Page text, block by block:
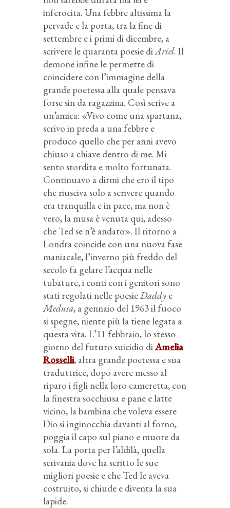
inferocita. Una febbre altissima la
pervade e la porta, tra la fine di
settembre e i primi di dicembre, a
scrivere le quaranta poesie diAriel. Il
demone infine le permette di
coincidere con l’immagine della
grande poetessa alla quale pensava
forse sin da ragazzina. Così scrive a
un’amica: «Vivo come una spartana,
scrivo in preda a una febbre e
produco quello che per anni avevo
chiuso a chiave dentro di me. Mi
sento stordita e molto fortunata.
Continuavo a dirmi che ero il tipo
che riusciva solo a scrivere quando
era tranquilla e in pace, ma non è
vero, la musa è venuta qui, adesso
che Ted se n’è andato». Il ritorno a
Londra coincide con una nuova fase
maniacale, l’inverno più freddo del
secolo fa gelare l’acqua nelle
tubature, i conti con i genitori sono
stati regolati nelle poesieDaddy e
Medusa, a gennaio del 1963 il fuoco
si spegne, niente più la tiene legata a
questa vita. L’11 febbraio, lo stesso
giorno del futuro suicidio diAmelia
Rosselli, altra grande poetessa e sua
traduttrice, dopo avere messo al
riparo i figli nella loro cameretta, con
la finestra socchiusa e pane e latte
vicino, la bambina che voleva essere
Dio si inginocchia davanti al forno,
poggia il capo sul piano e muore da
sola. La porta per l’aldilà, quella
scrivania dove ha scritto le sue
migliori poesie e che Ted le aveva
costruito, si chiude e diventa la sua
lapide.